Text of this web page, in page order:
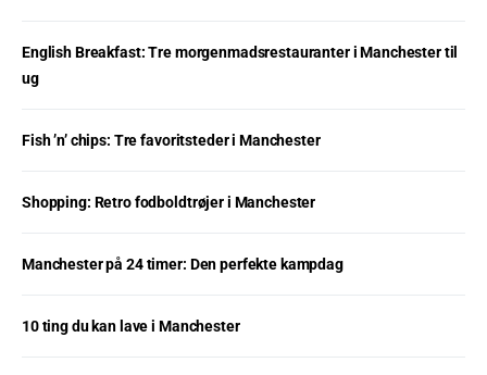
English Breakfast: Tre morgenmadsrestauranter i Manchester til
ug
Fish ’n’ chips: Tre favoritsteder i Manchester
Shopping: Retro fodboldtrøjer i Manchester
Manchester på 24 timer: Den perfekte kampdag
10 ting du kan lave i Manchester